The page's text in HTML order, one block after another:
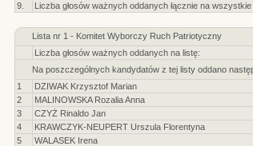
9.
Liczba głosów ważnych oddanych łącznie na
Lista nr 1 - Komitet Wyborczy Ruch Patriotyczny
Liczba głosów ważnych oddanych na listę:
Na poszczególnych kandydatów z tej listy oddano
1
DZIWAK Krzysztof Marian
2
MALINOWSKA Rozalia Anna
3
CZYŻ Rinaldo Jan
4
KRAWCZYK-NEUPERT Urszula Florentyna
5
WALASEK Irena